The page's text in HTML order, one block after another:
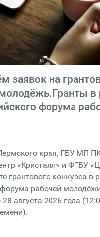
заявок на
в
форума
края, ГБУ МП
«Кристалл» и ФГБУ
грантового конкурса в
форума рабочей
августа 2026 года